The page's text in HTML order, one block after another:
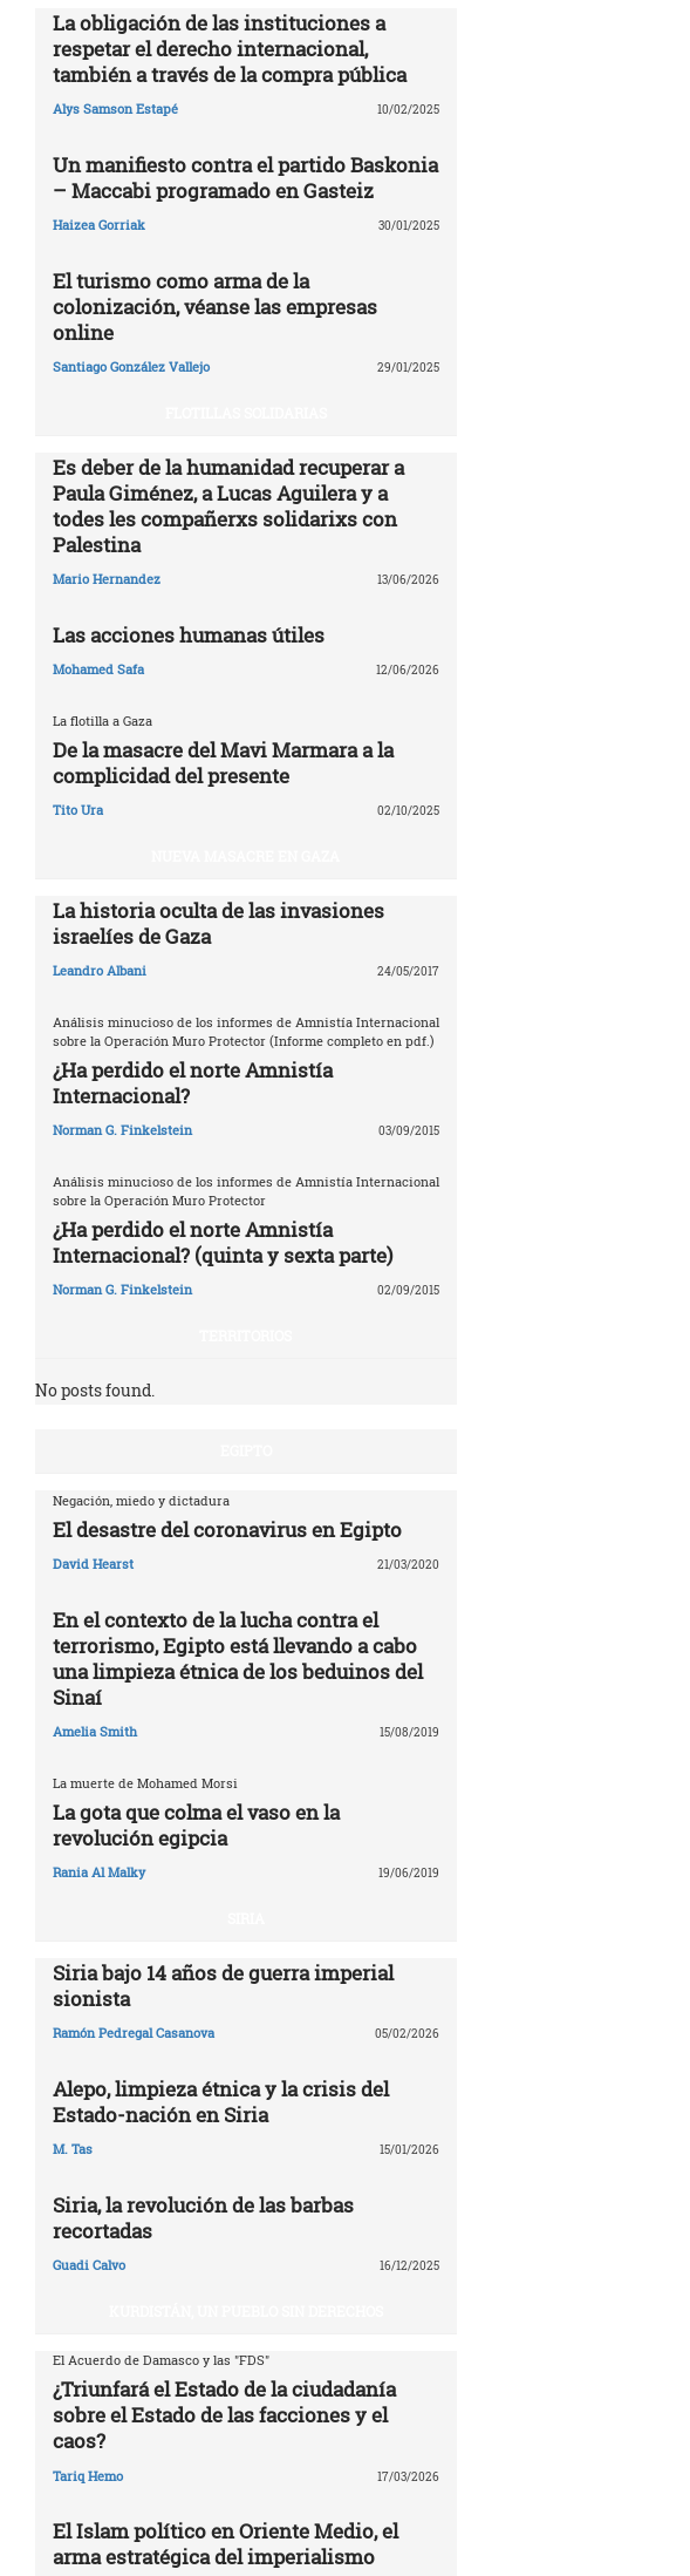
La obligación de las instituciones a
respetar el derecho internacional,
también a través de la compra pública
Alys Samson Estapé 10/02/2025
Un manifiesto contra el partido Baskonia
– Maccabi programado en Gasteiz
Haizea Gorriak 30/01/2025
El turismo como arma de la
colonización, véanse las empresas
online
Santiago González Vallejo 29/01/2025
Es deber de la humanidad recuperar a
Paula Giménez, a Lucas Aguilera y a
todes les compañerxs solidarixs con
Palestina
Mario Hernandez 13/06/2026
Las acciones humanas útiles
Mohamed Safa 12/06/2026
La flotilla a Gaza
De la masacre del Mavi Marmara a la
complicidad del presente
Tito Ura 02/10/2025
La historia oculta de las invasiones
israelíes de Gaza
Leandro Albani 24/05/2017
Análisis minucioso de los informes de Amnistía Internacional
sobre la Operación Muro Protector (Informe completo en pdf.)
¿Ha perdido el norte Amnistía
Internacional?
Norman G. Finkelstein 03/09/2015
Análisis minucioso de los informes de Amnistía Internacional
sobre la Operación Muro Protector
¿Ha perdido el norte Amnistía
Internacional? (quinta y sexta parte)
Norman G. Finkelstein 02/09/2015
No posts found.
Negación, miedo y dictadura
El desastre del coronavirus en Egipto
David Hearst 21/03/2020
En el contexto de la lucha contra el
terrorismo, Egipto está llevando a cabo
una limpieza étnica de los beduinos del
Sinaí
Amelia Smith 15/08/2019
La muerte de Mohamed Morsi
La gota que colma el vaso en la
revolución egipcia
Rania Al Malky 19/06/2019
Siria bajo 14 años de guerra imperial
sionista
Ramón Pedregal Casanova 05/02/2026
Alepo, limpieza étnica y la crisis del
Estado-nación en Siria
M. Tas 15/01/2026
Siria, la revolución de las barbas
recortadas
Guadi Calvo 16/12/2025
El Acuerdo de Damasco y las "FDS"
¿Triunfará el Estado de la ciudadanía
sobre el Estado de las facciones y el
caos?
Tariq Hemo 17/03/2026
El Islam político en Oriente Medio, el
arma estratégica del imperialismo